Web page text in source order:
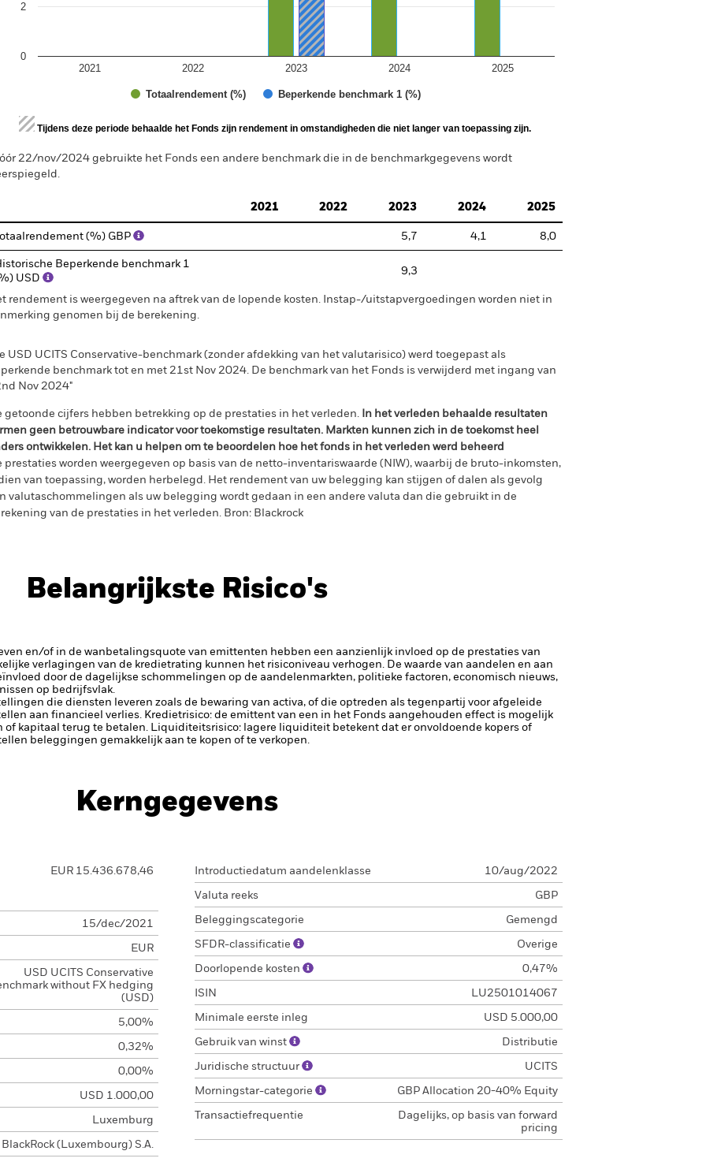
Totaalrendement (%) Beperkende benchmark 1 (%)
2021 2022 2023 2024 2025
0
2
of interactive chart.
Tijdens deze periode behaalde het Fonds zijn rendement in omstandigheden die niet langer van toepassing zijn.
22/nov/2024 gebruikte het Fonds een andere benchmark die in de benchmarkgegevens wordt
2021 2022 2023 2024 2025
Totaalrendement (%) GBP 5,7 4,1 8,0
Beperkende benchmark 1
USD
9,3
rendement is weergegeven na aftrek van de lopende kosten. Instap-/uitstapvergoedingen worden niet in
genomen bij de berekening.
USD UCITS Conservative-benchmark (zonder afdekking van het valutarisico) werd toegepast als
benchmark tot en met 21st Nov 2024. De benchmark van het Fonds is verwijderd met ingang van
Nov 2024"
getoonde cijfers hebben betrekking op de prestaties in het verleden. In het verleden behaalde resultaten
geen betrouwbare indicator voor toekomstige resultaten. Markten kunnen zich in de toekomst heel
ontwikkelen. Het kan u helpen om te beoordelen hoe het fonds in het verleden werd beheerd
prestaties worden weergegeven op basis van de netto-inventariswaarde (NIW), waarbij de bruto-inkomsten,
van toepassing, worden herbelegd. Het rendement van uw belegging kan stijgen of dalen als gevolg
valutaschommelingen als uw belegging wordt gedaan in een andere valuta dan die gebruikt in de
van de prestaties in het verleden. Bron: Blackrock
Belangrijkste Risico's
en/of in de wanbetalingsquote van emittenten hebben een aanzienlijk invloed op de prestaties van
verlagingen van de kredietrating kunnen het risiconiveau verhogen. De waarde van aandelen en aan
door de dagelijkse schommelingen op de aandelenmarkten, politieke factoren, economisch nieuws,
op bedrijfsvlak.
die diensten leveren zoals de bewaring van activa, of die optreden als tegenpartij voor afgeleide
aan financieel verlies. Kredietrisico: de emittent van een in het Fonds aangehouden effect is mogelijk
of kapitaal terug te betalen. Liquiditeitsrisico: lagere liquiditeit betekent dat er onvoldoende kopers of
beleggingen gemakkelijk aan te kopen of te verkopen.
Kerngegevens
EUR 15.436.678,46
15/dec/2021
EUR
USD UCITS Conservative
without FX hedging
(USD)
5,00%
0,32%
0,00%
USD 1.000,00
Luxemburg
BlackRock (Luxembourg) S.A.
Introductiedatum aandelenklasse 10/aug/2022
Valuta reeks GBP
Beleggingscategorie Gemengd
SFDR-classificatie Overige
Doorlopende kosten 0,47%
ISIN LU2501014067
Minimale eerste inleg USD 5.000,00
Gebruik van winst Distributie
Juridische structuur UCITS
Morningstar-categorie GBP Allocation 20-40% Equity
Transactiefrequentie
Dagelijks, op basis van forward
pricing